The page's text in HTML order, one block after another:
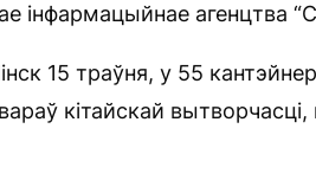
інфармацыйнае агенцтва
15 траўня, у 55
кітайскай